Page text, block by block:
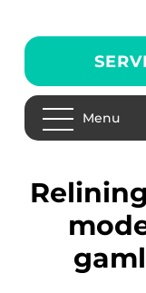
Menu
Relining i Stockholm: En